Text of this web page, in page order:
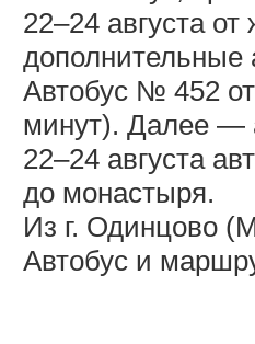
22–24 августа
дополнительные
Автобус № 452
минут). Далее
22–24 августа
до монастыря.
Из г. Одинцово
Автобус и